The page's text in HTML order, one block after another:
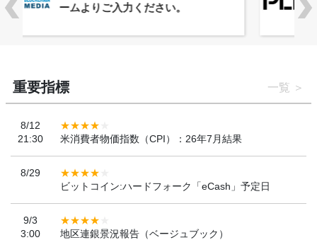
「WebX2026」とのコラボレーショ
重要指標 一覧
8/12
21:30
米消費者物価指数（CPI）：26年7月結果
8/29
ビットコイン:ハードフォーク「eCash」予定日
9/3
3:00
地区連銀景況報告（ベージュブック）